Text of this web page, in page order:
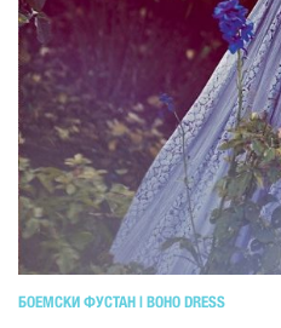
БОЕМСКИ ФУСТАН | BOHO DRESS